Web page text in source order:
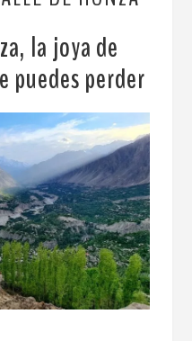
la joya de
puedes perder